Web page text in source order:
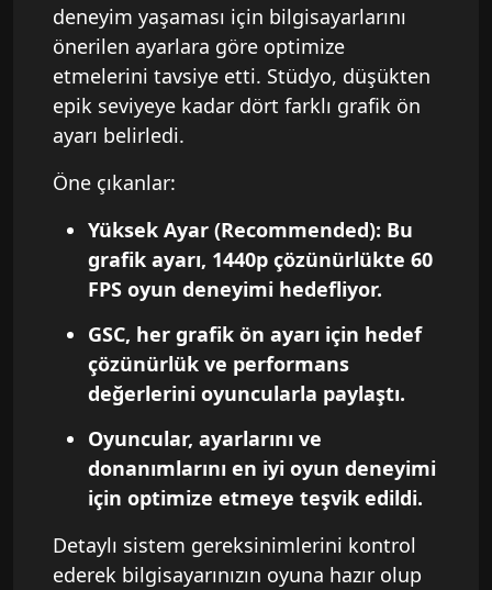
deneyim yaşaması için bilgisayarlarını
önerilen ayarlara göre optimize
etmelerini tavsiye etti. Stüdyo, düşükten
epik seviyeye kadar dört farklı grafik ön
ayarı belirledi.
Öne çıkanlar:
Yüksek Ayar (Recommended): Bu
grafik ayarı, 1440p çözünürlükte 60
FPS oyun deneyimi hedefliyor.
GSC, her grafik ön ayarı için hedef
çözünürlük ve performans
değerlerini oyuncularla paylaştı.
Oyuncular, ayarlarını ve
donanımlarını en iyi oyun deneyimi
için optimize etmeye teşvik edildi.
Detaylı sistem gereksinimlerini kontrol
ederek bilgisayarınızın oyuna hazır olup